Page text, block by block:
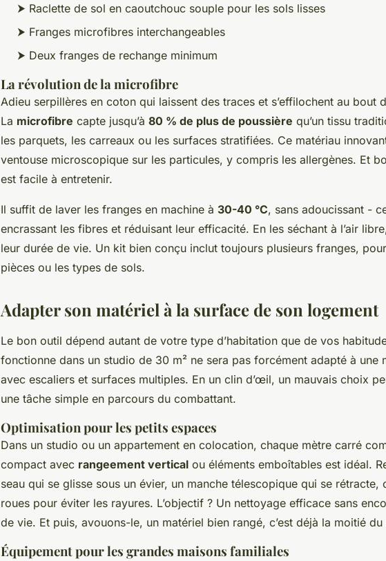
⮞ Raclette de sol en caoutchouc souple pour les sols lisses
⮞ Franges microfibres interchangeables
⮞ Deux franges de rechange minimum
La révolution de la microfibre
Adieu serpillères en coton qui laissent des traces et s’effilochent au bout
La microfibre capte jusqu’à 80 % de plus de poussière qu’un tissu
les parquets, les carreaux ou les surfaces stratifiées. Ce matériau
ventouse microscopique sur les particules, y compris les allergènes. Et
est facile à entretenir.
Il suffit de laver les franges en machine à 30-40 °C, sans adoucissant -
encrassant les fibres et réduisant leur efficacité. En les séchant à l’air
leur durée de vie. Un kit bien conçu inclut toujours plusieurs franges,
pièces ou les types de sols.
Adapter son matériel à la surface de son logement
Le bon outil dépend autant de votre type d’habitation que de vos
fonctionne dans un studio de 30 m² ne sera pas forcément adapté à une
avec escaliers et surfaces multiples. En un clin d’œil, un mauvais choix
une tâche simple en parcours du combattant.
Optimisation pour les petits espaces
Dans un studio ou un appartement en colocation, chaque mètre carré
compact avec rangeement vertical ou éléments emboîtables est idéal.
seau qui se glisse sous un évier, un manche télescopique qui se rétracte,
roues pour éviter les rayures. L’objectif ? Un nettoyage efficace sans
de vie. Et puis, avouons-le, un matériel bien rangé, c’est déjà la moitié du
Équipement pour les grandes maisons familiales